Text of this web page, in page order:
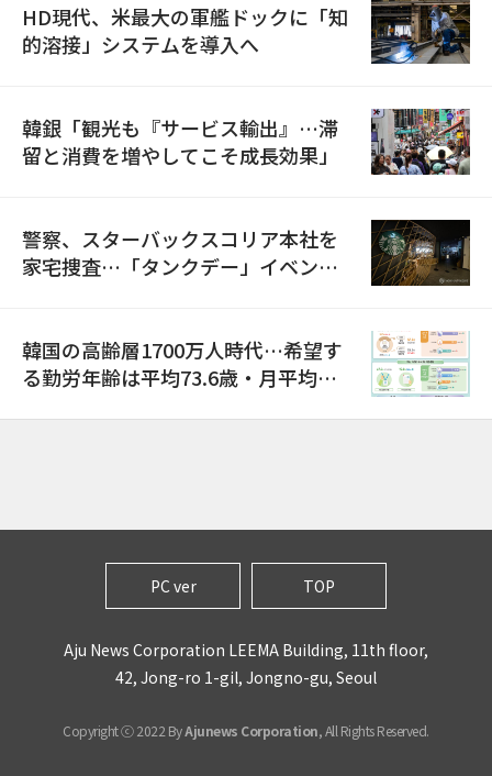
HD現代、米最大の軍艦ドックに「知
的溶接」システムを導入へ
韓銀「観光も『サービス輸出』…滞
留と消費を増やしてこそ成長効果」
警察、スターバックスコリア本社を
家宅捜査…「タンクデー」イベント
韓国の高齢層1700万人時代…希望す
る勤労年齢は平均73.6歳・月平均賃
PC ver TOP
Aju News Corporation LEEMA Building, 11th floor,
42, Jong-ro 1-gil, Jongno-gu, Seoul
Copyright ⓒ 2022 ByAjunews Corporation, All Rights Reserved.